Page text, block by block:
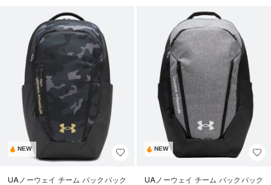
NEW
UAノーウェイ チーム バックパック
NEW
UAノーウェイ チーム バックパック